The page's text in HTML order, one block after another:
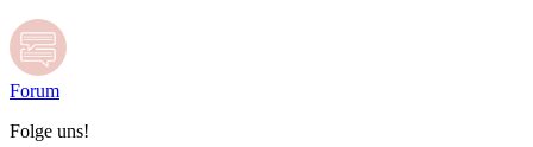
Forum
Folge uns!